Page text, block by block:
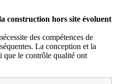
construction hors site évoluent
des compétences de
La conception et la
que le contrôle qualité ont